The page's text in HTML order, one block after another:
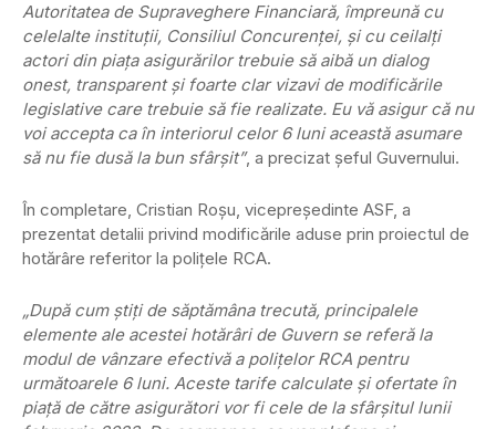
Autoritatea de Supraveghere Financiară, împreună cu
celelalte instituţii, Consiliul Concurenţei, şi cu ceilalţi
actori din piaţa asigurărilor trebuie să aibă un dialog
onest, transparent şi foarte clar vizavi de modificările
legislative care trebuie să fie realizate. Eu vă asigur că nu
voi accepta ca în interiorul celor 6 luni această asumare
să nu fie dusă la bun sfârşit”, a precizat șeful Guvernului.
În completare, Cristian Roșu, vicepreședinte ASF, a
prezentat detalii privind modificările aduse prin proiectul de
hotărâre referitor la poliţele RCA.
„După cum ştiţi de săptămâna trecută, principalele
elemente ale acestei hotărâri de Guvern se referă la
modul de vânzare efectivă a poliţelor RCA pentru
următoarele 6 luni. Aceste tarife calculate şi ofertate în
piaţă de către asigurători vor fi cele de la sfârşitul lunii